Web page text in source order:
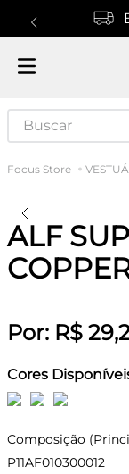
Buscar
ALF
Por: R$ 29,
Cores
Composição
P11AF010300012